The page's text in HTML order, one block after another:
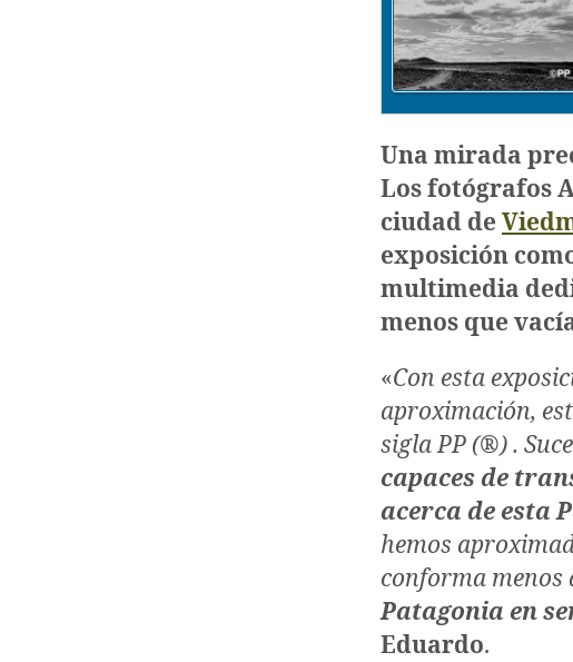
Una mirada
Los fotógrafos
ciudad de
exposición
multimedia
menos que
«Con esta
aproximación,
sigla PP (®) .
capaces de
acerca de esta
hemos
conforma menos
Patagonia en
Eduardo.